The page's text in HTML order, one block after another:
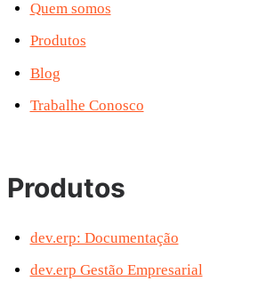
Quem somos
Produtos
Blog
Trabalhe Conosco
Produtos
dev.erp: Documentação
dev.erp Gestão Empresarial